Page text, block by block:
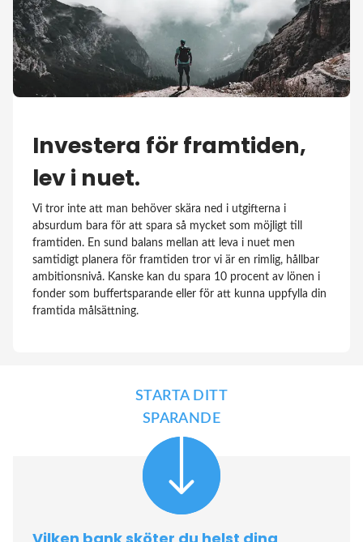
Investera för framtiden,
lev i nuet.
Vi tror inte att man behöver skära ned i utgifterna i
absurdum bara för att spara så mycket som möjligt till
framtiden. En sund balans mellan att leva i nuet men
samtidigt planera för framtiden tror vi är en rimlig, hållbar
ambitionsnivå. Kanske kan du spara 10 procent av lönen i
fonder som buffertsparande eller för att kunna uppfylla din
framtida målsättning.
STARTA DITT
SPARANDE